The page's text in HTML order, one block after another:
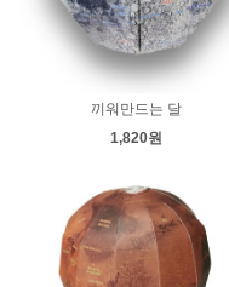
끼워만드는 달
1,820원